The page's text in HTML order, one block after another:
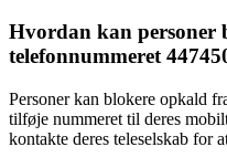
Hvordan kan personer
telefonnummeret
Personer kan blokere opkald
tilføje nummeret til deres
kontakte deres teleselskab for